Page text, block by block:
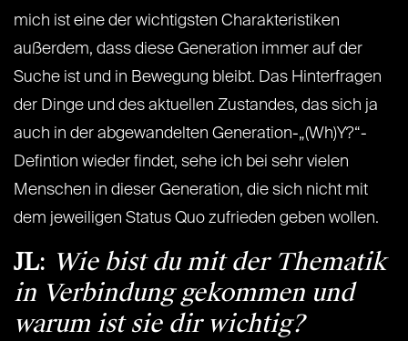
mich ist eine der wichtigsten Charakteristiken
außerdem, dass diese Generation immer auf der
Suche ist und in Bewegung bleibt. Das Hinterfragen
der Dinge und des aktuellen Zustandes, das sich ja
auch in der abgewandelten Generation-„(Wh)Y?“-
Defintion wieder findet, sehe ich bei sehr vielen
Menschen in dieser Generation, die sich nicht mit
dem jeweiligen Status Quo zufrieden geben wollen.
JL: Wie bist du mit der Thematik
in Verbindung gekommen und
warum ist sie dir wichtig?